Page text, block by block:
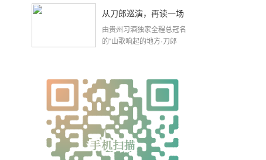
从刀郎巡演，再读一场
国民情感的双向奔赴
由贵州习酒独家全程总冠名
的“山歌响起的地方·刀郎